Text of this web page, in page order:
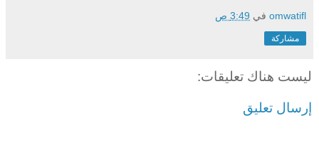
omwatifl في 3:49 ص
مشاركة
ليست هناك تعليقات:
إرسال تعليق